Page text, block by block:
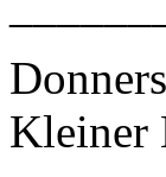
Kleiner